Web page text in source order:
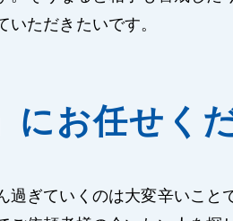
ただきたいです。
お任せく
ぎていくのは大変辛いこと